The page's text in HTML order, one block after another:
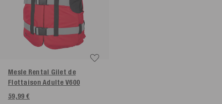
Mesle Rental Gilet de
Flottaison Adulte V600
59,99 €